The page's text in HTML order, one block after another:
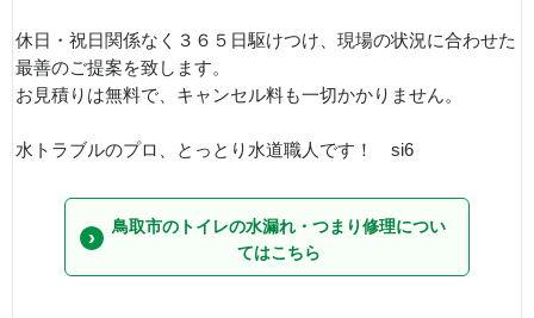
休日・祝日関係なく３６５日駆けつけ、現場の状況に合わせた
最善のご提案を致します。
お見積りは無料で、キャンセル料も一切かかりません。
水トラブルのプロ、とっとり水道職人です！ si6
鳥取市のトイレの水漏れ・つまり修理につい
てはこちら